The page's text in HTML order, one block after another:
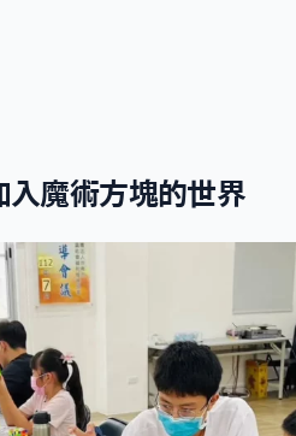
入魔術方塊的世界